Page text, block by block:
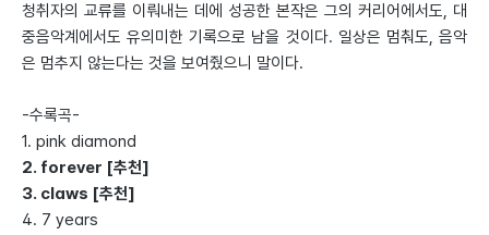
청취자의 교류를 이뤄내는 데에 성공한 본작은 그의 커리어에서도, 대
중음악계에서도 유의미한 기록으로 남을 것이다. 일상은 멈춰도, 음악
은 멈추지 않는다는 것을 보여줬으니 말이다.
-수록곡-
1. pink diamond
2. forever [추천]
3. claws [추천]
4. 7 years